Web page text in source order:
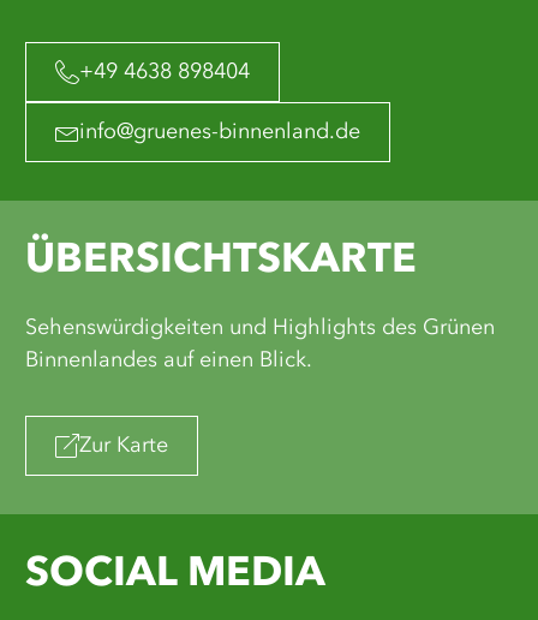
+49 4638 898404
info@gruenes-binnenland.de
ÜBERSICHTSKARTE
Sehenswürdigkeiten und Highlights des Grünen
Binnenlandes auf einen Blick.
Zur Karte
SOCIAL MEDIA